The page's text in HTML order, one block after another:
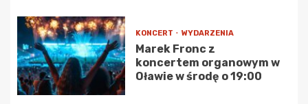
KONCERT WYDARZENIA
Marek Fronc z
koncertem organowym w
Oławie w środę o 19:00